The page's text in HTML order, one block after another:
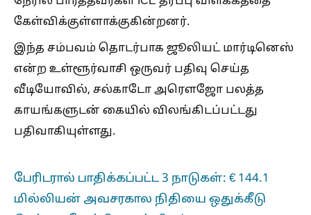
கேள்விக்குள்ளாக்குகின்றனர்.
இந்த சம்பவம் தொடர்பாக ஜூலியட் மார்டினெஸ்
என்ற உள்ளூர்வாசி ஒருவர் பதிவு செய்த
வீடியோவில், சல்காடோ அரெளஜோ பலத்த
காயங்களுடன் கையில் விலங்கிடப்பட்டது
பதிவாகியுள்ளது.
பேரிடரால் பாதிக்கப்பட்ட 3 நாடுகள்: € 144.1
மில்லியன் அவசரகால நிதியை ஒதுக்கீடு